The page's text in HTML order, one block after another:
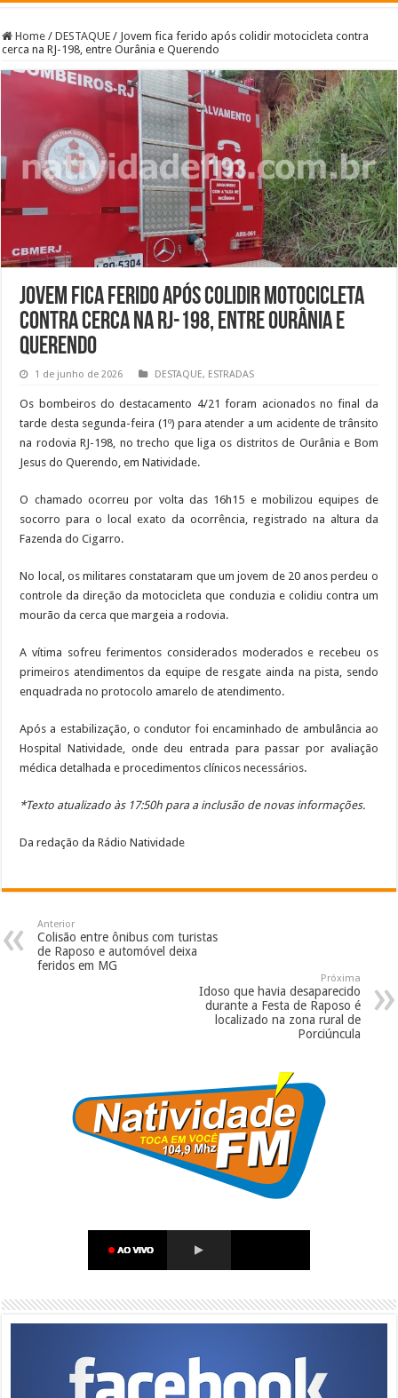
Home / DESTAQUE / Jovem fica ferido após colidir motocicleta contra
cerca na RJ-198, entre Ourânia e Querendo
Jovem fica ferido após colidir motocicleta
contra cerca na RJ-198, entre Ourânia e
Querendo
1 de junho de 2026 DESTAQUE, ESTRADAS
Os bombeiros do destacamento 4/21 foram acionados no final da
tarde desta segunda-feira (1º) para atender a um acidente de trânsito
na rodovia RJ-198, no trecho que liga os distritos de Ourânia e Bom
Jesus do Querendo, em Natividade.
O chamado ocorreu por volta das 16h15 e mobilizou equipes de
socorro para o local exato da ocorrência, registrado na altura da
Fazenda do Cigarro.
No local, os militares constataram que um jovem de 20 anos perdeu o
controle da direção da motocicleta que conduzia e colidiu contra um
mourão da cerca que margeia a rodovia.
A vítima sofreu ferimentos considerados moderados e recebeu os
primeiros atendimentos da equipe de resgate ainda na pista, sendo
enquadrada no protocolo amarelo de atendimento.
Após a estabilização, o condutor foi encaminhado de ambulância ao
Hospital Natividade, onde deu entrada para passar por avaliação
médica detalhada e procedimentos clínicos necessários.
*Texto atualizado às 17:50h para a inclusão de novas informações.
Da redação da Rádio Natividade
Anterior
Colisão entre ônibus com turistas
de Raposo e automóvel deixa
feridos em MG
Próxima
Idoso que havia desaparecido
durante a Festa de Raposo é
localizado na zona rural de
Porciúncula